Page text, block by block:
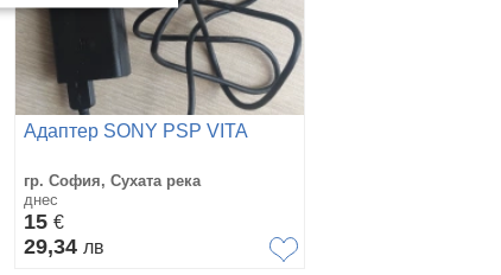
Адаптер SONY PSP VITA
гр. София, Сухата река
днес
15 €
29,34 лв